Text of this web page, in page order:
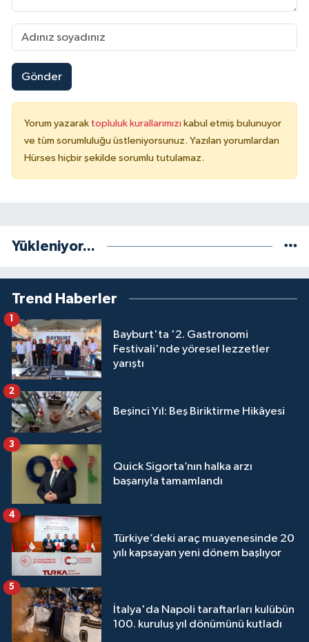
Gönder
Yorum yazarak topluluk kurallarımızı kabul etmiş bulunuyor
ve tüm sorumluluğu üstleniyorsunuz. Yazılan yorumlardan
Hürses hiçbir şekilde sorumlu tutulamaz.
Yükleniyor...
Trend Haberler
Bayburt'ta '2. Gastronomi
Festivali'nde yöresel lezzetler
yarıştı
1
Beşinci Yıl: Beş Biriktirme Hikâyesi
2
Quick Sigorta’nın halka arzı
başarıyla tamamlandı
3
Türkiye’deki araç muayenesinde 20
yılı kapsayan yeni dönem başlıyor
4
İtalya'da Napoli taraftarları kulübün
100. kuruluş yıl dönümünü kutladı
5